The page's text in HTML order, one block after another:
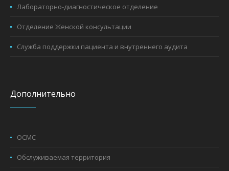
Лабораторно-диагностическое отделение
Отделение Женской консультации
Служба поддержки пациента и внутреннего аудита
Дополнительно
ОСМС
Обслуживаемая территория